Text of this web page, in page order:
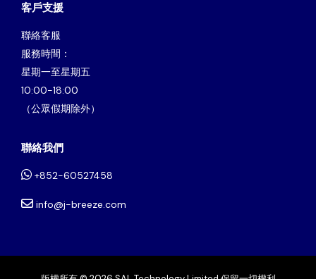
客戶支援
聯絡客服
服務時間：
星期一至星期五
10:00-18:00
（公眾假期除外）
聯絡我們
+852-60527458
info@j-breeze.com